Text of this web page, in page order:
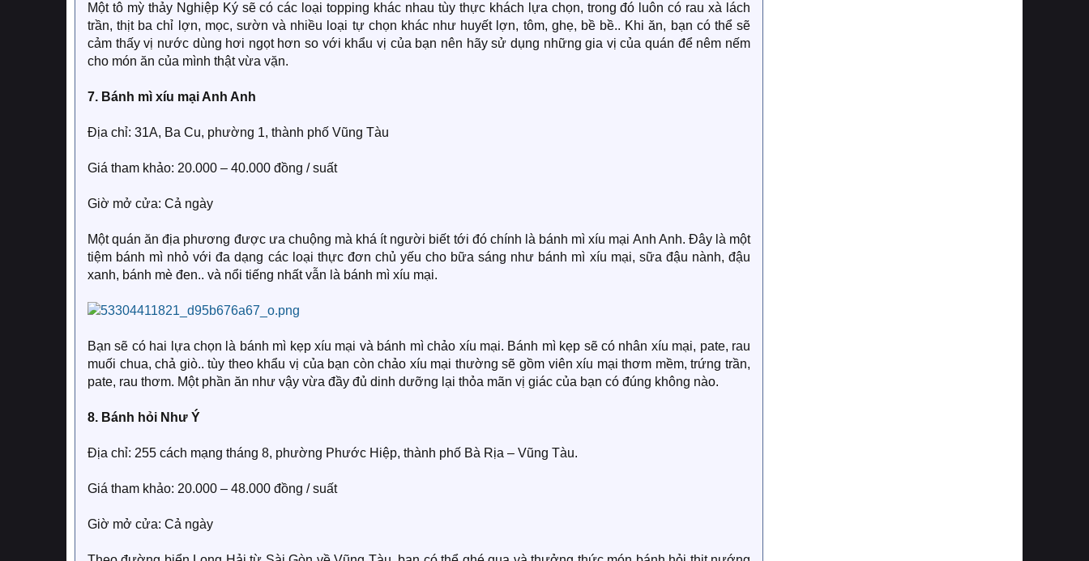
Một tô mỳ thảy Nghiệp Ký sẽ có các loại topping khác nhau tùy thực khách lựa chọn, trong đó luôn có rau xà lách
trần, thịt ba chỉ lợn, mọc, sườn và nhiều loại tự chọn khác như huyết lợn, tôm, ghẹ, bề bề.. Khi ăn, bạn có thể sẽ
cảm thấy vị nước dùng hơi ngọt hơn so với khẩu vị của bạn nên hãy sử dụng những gia vị của quán để nêm nếm
cho món ăn của mình thật vừa vặn.
7. Bánh mì xíu mại Anh Anh
Địa chỉ: 31A, Ba Cu, phường 1, thành phố Vũng Tàu
Giá tham khảo: 20.000 – 40.000 đồng / suất
Giờ mở cửa: Cả ngày
Một quán ăn địa phương được ưa chuộng mà khá ít người biết tới đó chính là bánh mì xíu mại Anh Anh. Đây là một
tiệm bánh mì nhỏ với đa dạng các loại thực đơn chủ yếu cho bữa sáng như bánh mì xíu mại, sữa đậu nành, đậu
xanh, bánh mè đen.. và nổi tiếng nhất vẫn là bánh mì xíu mại.
Bạn sẽ có hai lựa chọn là bánh mì kẹp xíu mại và bánh mì chảo xíu mại. Bánh mì kẹp sẽ có nhân xíu mại, pate, rau
muối chua, chả giò.. tùy theo khẩu vị của bạn còn chảo xíu mại thường sẽ gồm viên xíu mại thơm mềm, trứng trần,
pate, rau thơm. Một phần ăn như vậy vừa đầy đủ dinh dưỡng lại thỏa mãn vị giác của bạn có đúng không nào.
8. Bánh hỏi Như Ý
Địa chỉ: 255 cách mạng tháng 8, phường Phước Hiệp, thành phố Bà Rịa – Vũng Tàu.
Giá tham khảo: 20.000 – 48.000 đồng / suất
Giờ mở cửa: Cả ngày